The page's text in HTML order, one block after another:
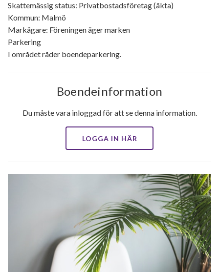
Skattemässig status: Privatbostadsföretag (äkta)
Kommun: Malmö
Markägare: Föreningen äger marken
Parkering
I området råder boendeparkering.
Boendeinformation
Du måste vara inloggad för att se denna information.
LOGGA IN HÄR